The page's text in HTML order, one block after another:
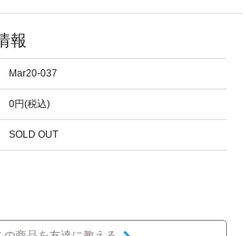
報
Mar20-037
0円(税込)
SOLD OUT